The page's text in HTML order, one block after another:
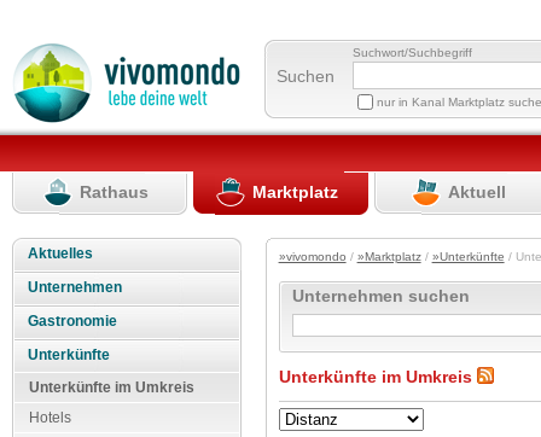
Suchen
Suchwort/Suchbegriff
nur in Kanal Marktplatz
Rathaus Marktplatz Aktuell
Aktuelles
Unternehmen
Gastronomie
Unterkünfte
Unterkünfte im Umkreis
Hotels
»vivomondo / »Marktplatz/ »Unterkünfte /
Unternehmen suchen
Unterkünfte im Umkreis